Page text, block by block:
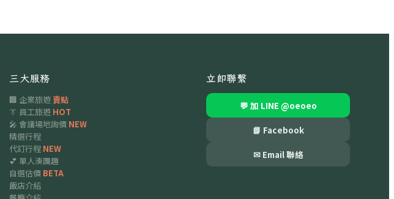
三大服務
🏢 企業旅遊賣點
👔 員工旅遊 HOT
🎤 會議場地詢價 NEW
精選行程
代訂行程 NEW
💕 單人湊團趣
自選估價 BETA
飯店介紹
立即聯繫
💬 加 LINE @oeoeo
📘 Facebook
✉ Email 聯絡